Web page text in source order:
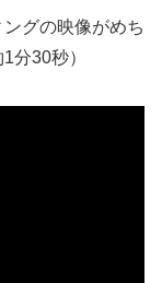
グの映像がめち
分30秒）